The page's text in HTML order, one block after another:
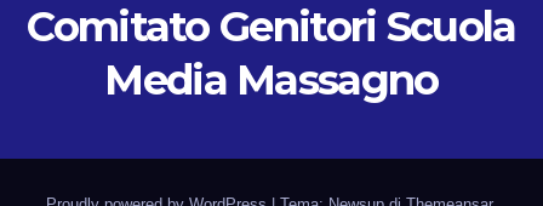
Comitato Genitori Scuola
Media Massagno